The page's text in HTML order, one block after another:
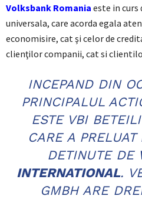
Volksbank Romania este in curs
universala, care acorda egala
economisire, cat şi celor de
clienţilor companii, cat si
INCEPAND DIN
PRINCIPALUL
ESTE VBI
CARE A PRELUAT
DETINUTE DE
INTERNATIONAL.
GMBH ARE